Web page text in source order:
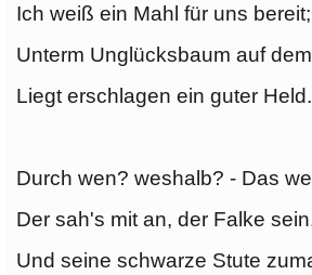
Ich weiß ein Mahl für uns bereit;
Unterm Unglücksbaum auf
Liegt erschlagen ein guter Held.
Durch wen? weshalb? - Das
Der sah's mit an, der Falke
Und seine schwarze Stute